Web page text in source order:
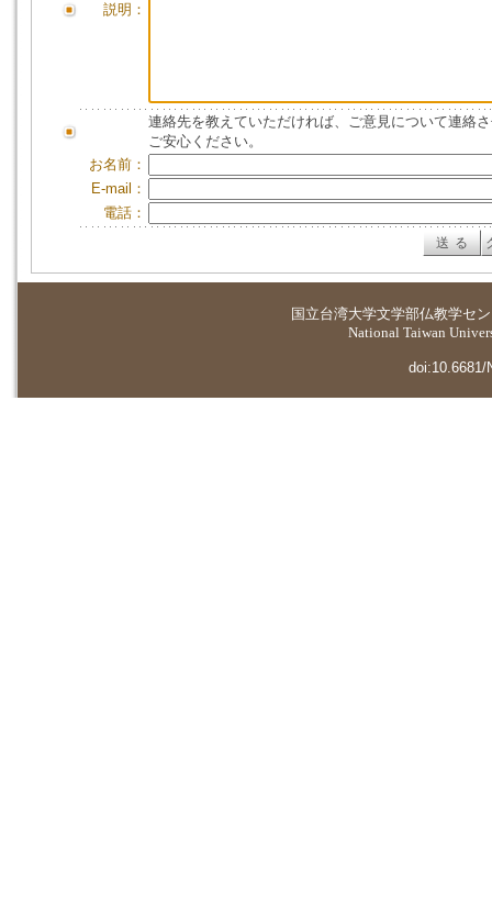
説明：
連絡先を教えていただければ、ご意見について連絡
ご安心ください。
お名前：
E-mail：
電話：
国立台湾大学文学部仏教学セ
National Taiwan
doi:10.6681/